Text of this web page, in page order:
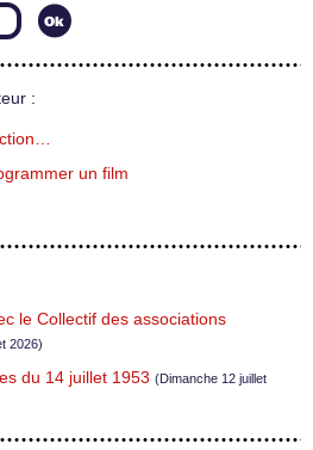
:
un film
le Collectif des associations
2026)
du 14 juillet 1953 (Dimanche 12 juillet